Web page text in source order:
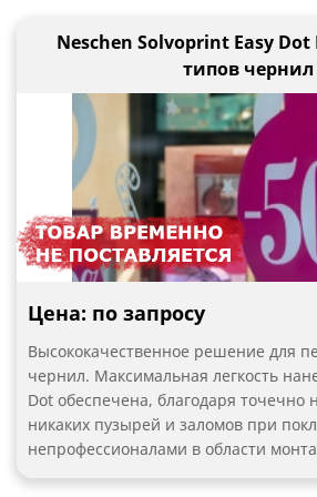
Neschen Solvoprint Easy
типов чернил
Цена: по запросу
Высококачественное решение для
чернил. Максимальная легкость
Dot обеспечена, благодаря точечно
никаких пузырей и заломов при
непрофессионалами в области